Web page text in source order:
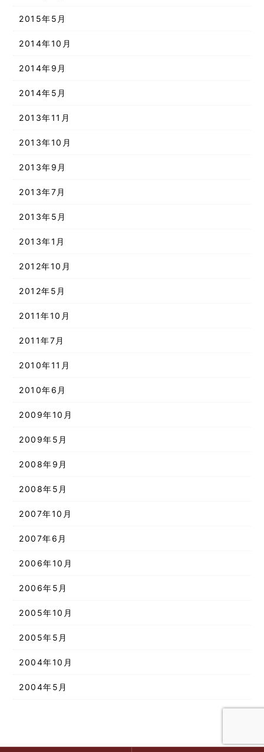
2015年5月
2014年10月
2014年9月
2014年5月
2013年11月
2013年10月
2013年9月
2013年7月
2013年5月
2013年1月
2012年10月
2012年5月
2011年10月
2011年7月
2010年11月
2010年6月
2009年10月
2009年5月
2008年9月
2008年5月
2007年10月
2007年6月
2006年10月
2006年5月
2005年10月
2005年5月
2004年10月
2004年5月